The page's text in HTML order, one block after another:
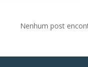
Nenhum post